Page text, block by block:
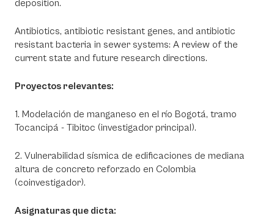
deposition.
Antibiotics, antibiotic resistant genes, and antibiotic
resistant bacteria in sewer systems: A review of the
current state and future research directions.
Proyectos relevantes:
1. Modelación de manganeso en el río Bogotá, tramo
Tocancipá - Tibitoc (investigador principal).
2. Vulnerabilidad sísmica de edificaciones de mediana
altura de concreto reforzado en Colombia
(coinvestigador).
Asignaturas que dicta: